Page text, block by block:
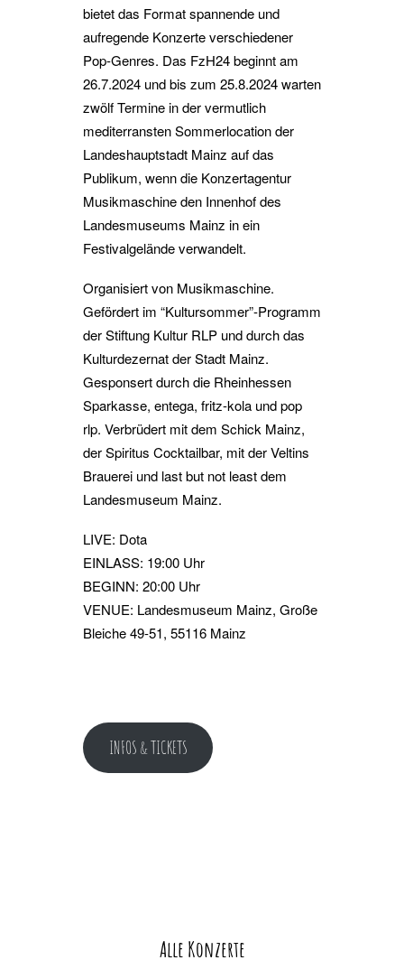
bietet das Format spannende und
aufregende Konzerte verschiedener
Pop-Genres. Das FzH24 beginnt am
26.7.2024 und bis zum 25.8.2024 warten
zwölf Termine in der vermutlich
mediterransten Sommerlocation der
Landeshauptstadt Mainz auf das
Publikum, wenn die Konzertagentur
Musikmaschine den Innenhof des
Landesmuseums Mainz in ein
Festivalgelände verwandelt.
Organisiert von Musikmaschine.
Gefördert im “Kultursommer”-Programm
der Stiftung Kultur RLP und durch das
Kulturdezernat der Stadt Mainz.
Gesponsert durch die Rheinhessen
Sparkasse, entega, fritz-kola und pop
rlp. Verbrüdert mit dem Schick Mainz,
der Spiritus Cocktailbar, mit der Veltins
Brauerei und last but not least dem
Landesmuseum Mainz.
LIVE: Dota
EINLASS: 19:00 Uhr
BEGINN: 20:00 Uhr
VENUE: Landesmuseum Mainz, Große
Bleiche 49-51, 55116 Mainz
INFOS & TICKETS
Alle Konzerte